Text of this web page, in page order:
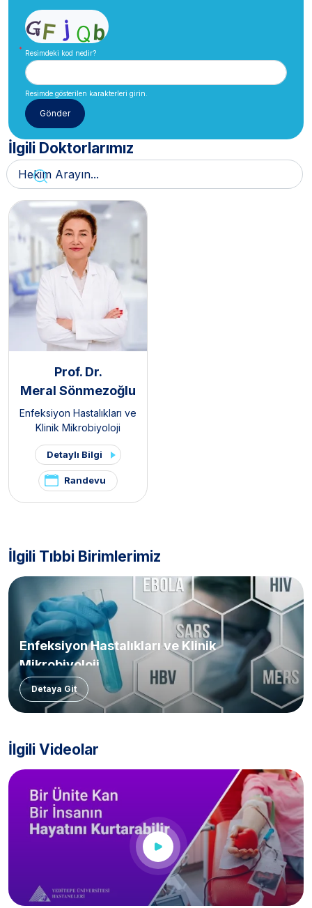
Resimdeki kod nedir?
Resimde gösterilen karakterleri girin.
İlgili Doktorlarımız
Prof. Dr.
Meral Sönmezoğlu
Enfeksiyon Hastalıkları ve
Klinik Mikrobiyoloji
Detaylı Bilgi
Randevu
İlgili Tıbbi Birimlerimiz
Enfeksiyon Hastalıkları ve Klinik
Mikrobiyoloji
Detaya Git
İlgili Videolar